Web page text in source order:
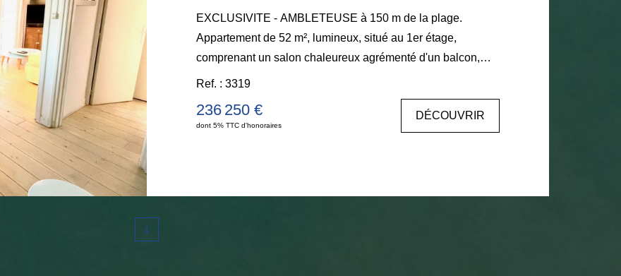
EXCLUSIVITE - AMBLETEUSE à 150 m de la plage.
Appartement de 52 m², lumineux, situé au 1er étage,
comprenant un salon chaleureux agrémenté d'un balcon,
une salle à manger conviviale dotée d'un coin cuisine, 2
chambres, une salle d'eau, toilettes séparés. Une cave ainsi
qu'un parking privé sécurisé. Une petite résidence,
garantissant des charges réduites, grâce au syndic
Justine au 06.20.11.66.52. Votre nouveau chez-vous vous
Ref. : 3319
236 250 €
dont 5% TTC d'honoraires
DÉCOUVRIR
1